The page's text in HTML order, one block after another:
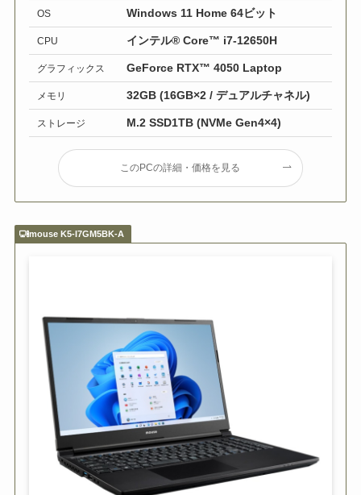
OS Windows 11 Home 64ビット
CPU インテル® Core™ i7-12650H
グラフィックス GeForce RTX™ 4050 Laptop
メモリ 32GB (16GB×2 / デュアルチャネル)
ストレージ M.2 SSD1TB (NVMe Gen4×4)
このPCの詳細・価格を見る
mouse K5-I7GM5BK-A